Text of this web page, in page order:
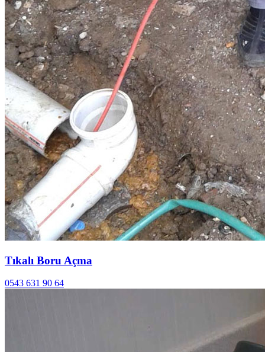
Tıkalı Boru Açma
0543 631 90 64